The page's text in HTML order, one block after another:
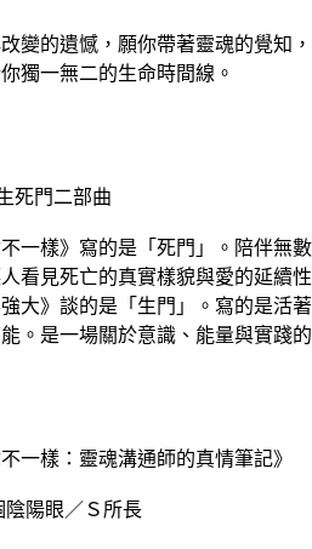
變的遺憾，願你帶著靈魂的覺知
獨一無二的生命時間線。
死門二部曲
不一樣》寫的是「死門」。陪伴無
看見死亡的真實樣貌與愛的延續
強大》談的是「生門」。寫的是活
。是一場關於意識、能量與實踐
一樣：靈魂溝通師的真情筆記》
陽眼／Ｓ所長